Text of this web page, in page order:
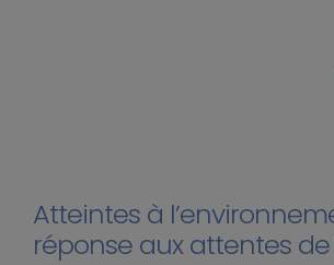
Atteintes à
réponse aux attentes